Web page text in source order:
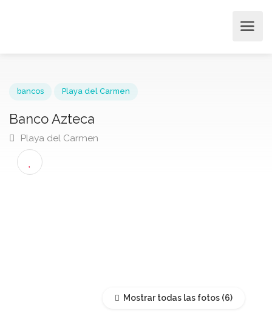
Banco Azteca
Playa del Carmen
Mostrar todas las fotos